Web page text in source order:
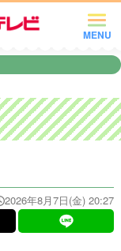
MENU
2026年8月7日(金) 20:27